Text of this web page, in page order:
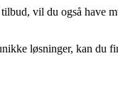
vil du også have
løsninger, kan du